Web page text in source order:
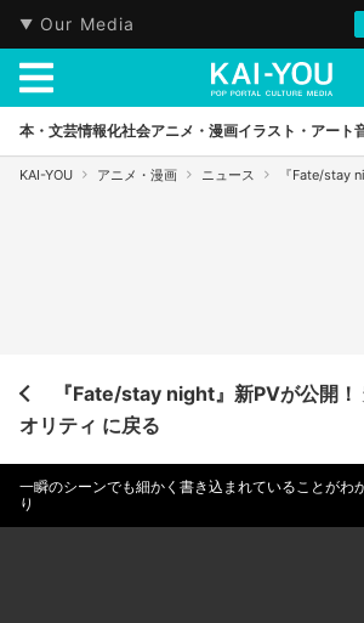
Our Media
本・文芸情報化社会アニメ・漫画イラスト・アート
KAI-YOU アニメ・漫画 ニュース 『Fate/stay
『Fate/stay night』新PVが公開
オリティ に戻る
一瞬のシーンでも細かく書き込まれていることがわ
り